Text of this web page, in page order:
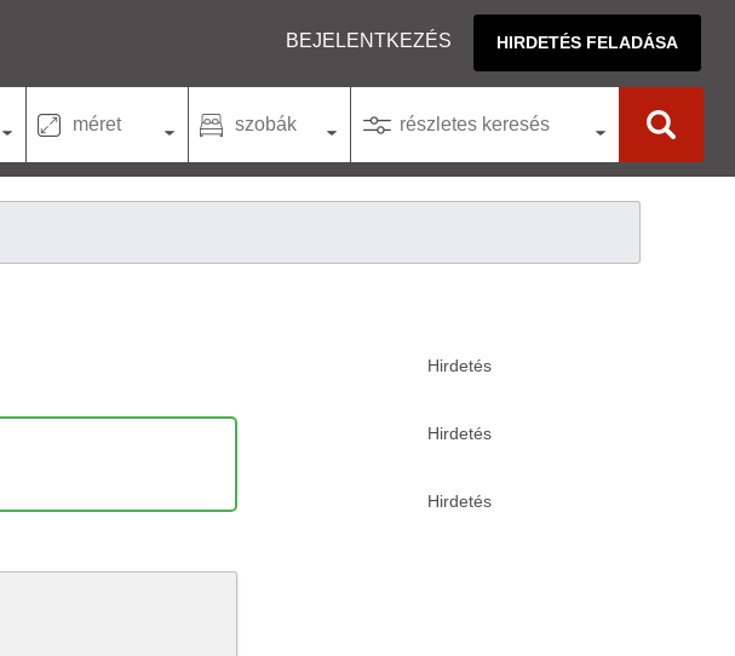
BEJELENTKEZÉS HIRDETÉS FELADÁSA
méret szobák részletes keresés